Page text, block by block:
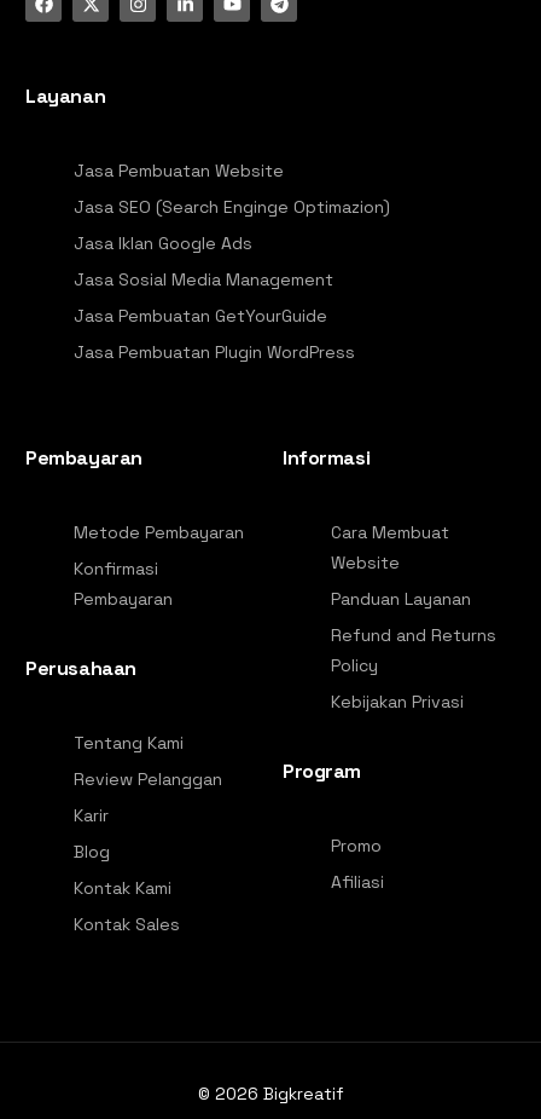
Layanan
Jasa Pembuatan Website
Jasa SEO (Search Enginge Optimazion)
Jasa Iklan Google Ads
Jasa Sosial Media Management
Jasa Pembuatan GetYourGuide
Jasa Pembuatan Plugin WordPress
Pembayaran
Metode Pembayaran
Konfirmasi
Pembayaran
Perusahaan
Tentang Kami
Review Pelanggan
Karir
Blog
Kontak Kami
Kontak Sales
Informasi
Cara Membuat
Website
Panduan Layanan
Refund and Returns
Policy
Kebijakan Privasi
Program
Promo
Afiliasi
© 2026 Bigkreatif